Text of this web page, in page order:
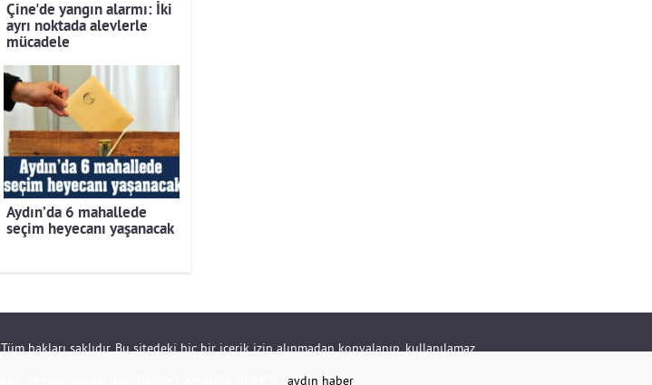
Çine'de yangın alarmı: İki
ayrı noktada alevlerle
mücadele
Aydın’da 6 mahallede
seçim heyecanı yaşanacak
Tüm hakları saklıdır. Bu sitedeki hiç bir içerik izin alınmadan kopyalanıp, kullanılamaz.
aydın haber